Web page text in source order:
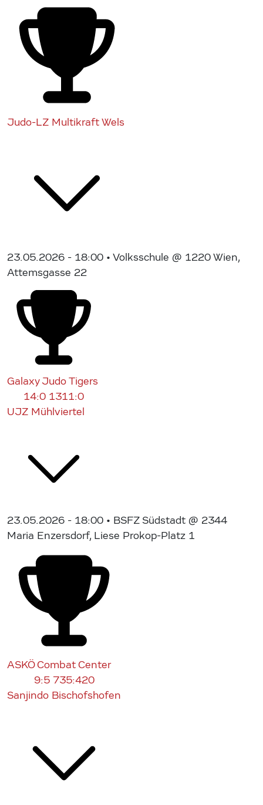
Judo-LZ Multikraft Wels
23.05.2026 - 18:00 • Volksschule @ 1220 Wien,
Attemsgasse 22
Galaxy Judo Tigers
14:0 1311:0
UJZ Mühlviertel
23.05.2026 - 18:00 • BSFZ Südstadt @ 2344
Maria Enzersdorf, Liese Prokop-Platz 1
ASKÖ Combat Center
9:5 735:420
Sanjindo Bischofshofen